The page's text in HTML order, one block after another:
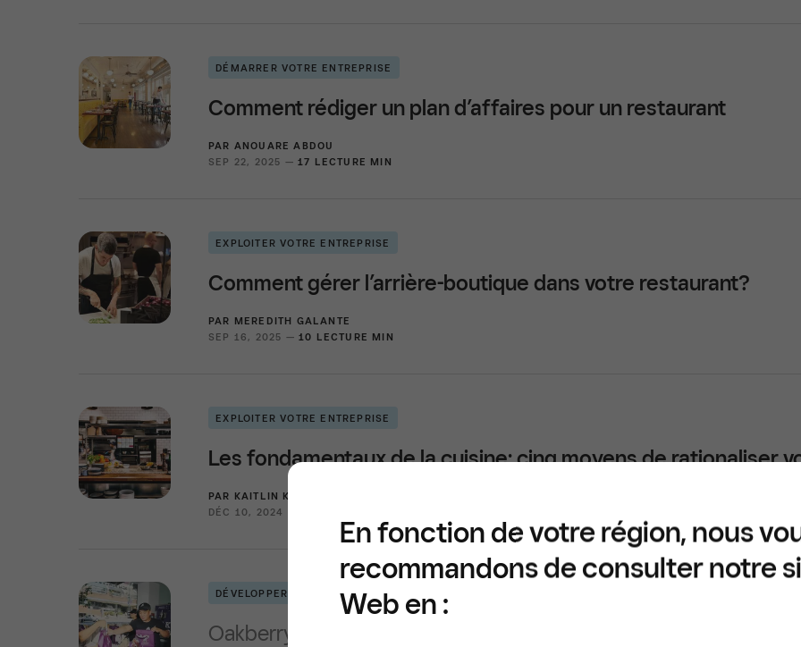
DÉMARRER VOTRE ENTREPRISE
Comment rédiger un plan d’affaires pour un restaurant
PAR ANOUARE ABDOU
SEP 22, 2025 — 17 LECTURE MIN
EXPLOITER VOTRE ENTREPRISE
Comment gérer l’arrière-boutique dans votre restaurant?
PAR MEREDITH GALANTE
SEP 16, 2025 — 10 LECTURE MIN
EXPLOITER VOTRE ENTREPRISE
Les fondamentaux de la cuisine: cinq moyens de rationaliser
PAR KAITLIN KEEFER
DÉC 10, 2024 —
DÉVELOPPER VOTRE ÉQUIPE
Oakberry —
En fonction de votre région, nous
recommandons de consulter notre
Web en :